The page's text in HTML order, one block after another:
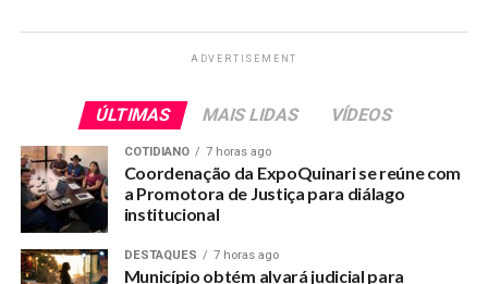
ADVERTISEMENT
ÚLTIMAS MAIS LIDAS VÍDEOS
COTIDIANO 7 horas ago
Coordenação da ExpoQuinari se reúne com
a Promotora de Justiça para diálago
institucional
DESTAQUES 7 horas ago
Município obtém alvará judicial para